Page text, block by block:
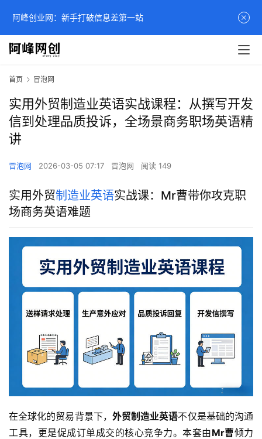
首页 冒泡网
实用外贸制造业英语实战课程：从撰写开发
信到处理品质投诉，全场景商务职场英语精
讲
冒泡网 2026-03-05 07:17 冒泡网 阅读 149
实用外贸制造业英语实战课：Mr曹带你攻克职
场商务英语难题
在全球化的贸易背景下， 外贸制造业英语不仅是基础的沟通
工具，更是促成订单成交的核心竞争力。本套由Mr曹倾力
阿峰创业网：新手打破信息差第一站